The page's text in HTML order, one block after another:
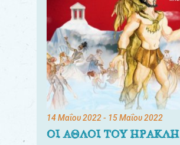
14 Μαΐου 2022- 15 Μαΐου 2022
ΟΙ ΑΘΛΟΙ ΤΟΥ ΗΡΑΚΛΗ